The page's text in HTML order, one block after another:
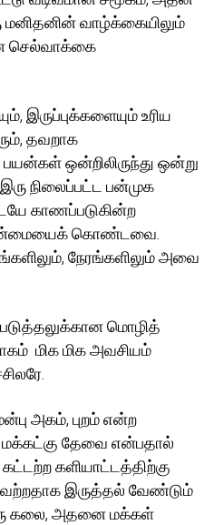
வாழ்க்கையிலும்
செல்வாக்கை
இருப்புக்களையும் உரிய
தவறாக
ஒன்றிலிருந்து ஒன்று
நிலைப்பட்ட பன்முக
காணப்படுகின்ற
கொண்டவை.
நேரங்களிலும் அவை
மொழித்
மிக மிக அவசியம்
அகம், புறம் என்ற
தேவை என்பதால்
களியாட்டத்திற்கு
இருத்தல் வேண்டும்
கலை, அதனை மக்கள்